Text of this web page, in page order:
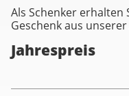
Als Schenker erhalten
Geschenk aus
Jahrespreis